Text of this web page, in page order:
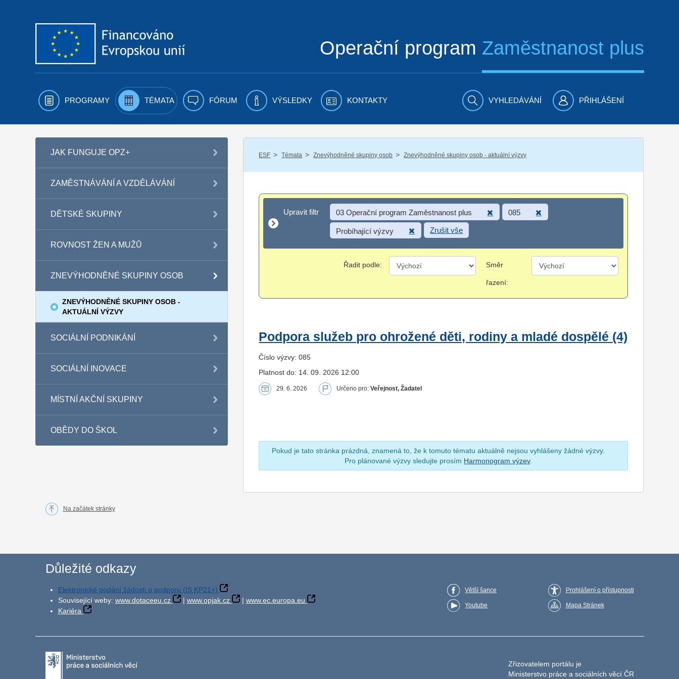
Operační program Zaměstnanost plus
PROGRAMY TÉMATA FÓRUM VÝSLEDKY KONTAKTY VYHLEDÁVÁNÍ PŘIHLÁŠENÍ
JAK FUNGUJE OPZ+
ZAMĚSTNÁVÁNÍ A VZDĚLÁVÁNÍ
DĚTSKÉ SKUPINY
ROVNOST ŽEN A MUŽŮ
ZNEVÝHODNĚNÉ SKUPINY OSOB
ZNEVÝHODNĚNÉ SKUPINY OSOB -
AKTUÁLNÍ VÝZVY
SOCIÁLNÍ PODNIKÁNÍ
SOCIÁLNÍ INOVACE
MÍSTNÍ AKČNÍ SKUPINY
OBĚDY DO ŠKOL
ESF / Témata / Znevýhodněné skupiny osob / Znevýhodněné skupiny osob - aktuální výzvy
Upravit filtr
Upravit filtr 03 Operační program Zaměstnanost plus 085
Probíhající výzvy Zrušit vše
Řadit podle: Směr
řazení:
Podpora služeb pro ohrožené děti, rodiny a mladé dospělé (4)
Číslo výzvy: 085
Platnost do: 14. 09. 2026 12:00
29. 6. 2026 Určeno pro:Veřejnost, Žadatel
Pokud je tato stránka prázdná, znamená to, že k tomuto tématu aktuálně nejsou vyhlášeny žádné výzvy.
Pro plánované výzvy sledujte prosím Harmonogram výzev.
Na začátek stránky
Důležité odkazy
Elektronické podání žádosti o podporu (IS KP21+)
Související weby: www.dotaceeu.cz | www.opjak.cz | www.ec.europa.eu
Kariéra
Větší šance
Youtube
Prohlášení o přístupnosti
Mapa Stránek
Zřizovatelem portálu je
Ministerstvo práce a sociálních věcí ČR